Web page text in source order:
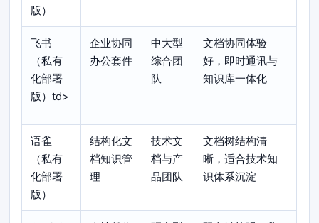
版）
飞书
（私有
化部署
版）td>
企业协同
办公套件
中大型
综合团
队
文档协同体验
好，即时通讯与
知识库一体化
语雀
（私有
化部署
版）
结构化文
档知识管
理
技术文
档与产
品团队
文档树结构清
晰，适合技术知
识体系沉淀